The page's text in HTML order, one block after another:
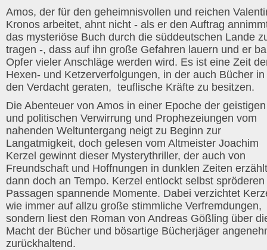
Amos, der für den geheimnisvollen und reichen
Kronos arbeitet, ahnt nicht - als er den Auftrag
das mysteriöse Buch durch die süddeutschen Lande
tragen -, dass auf ihn große Gefahren lauern und er
Opfer vieler Anschläge werden wird. Es ist eine Zeit
Hexen- und Ketzerverfolgungen, in der auch Bücher in
den Verdacht geraten, teuflische Kräfte zu besitzen.
Die Abenteuer von Amos in einer Epoche der geistigen
und politischen Verwirrung und Prophezeiungen vom
nahenden Weltuntergang neigt zu Beginn zur
Langatmigkeit, doch gelesen vom Altmeister Joachim
Kerzel gewinnt dieser Mysterythriller, der auch von
Freundschaft und Hoffnungen in dunklen Zeiten
dann doch an Tempo. Kerzel entlockt selbst spröderen
Passagen spannende Momente. Dabei verzichtet
wie immer auf allzu große stimmliche Verfremdungen,
sondern liest den Roman von Andreas Gößling über
Macht der Bücher und bösartige Bücherjäger
zurückhaltend.